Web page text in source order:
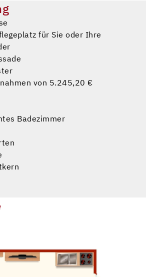
für Sie oder Ihre
von 5.245,20 €
Badezimmer